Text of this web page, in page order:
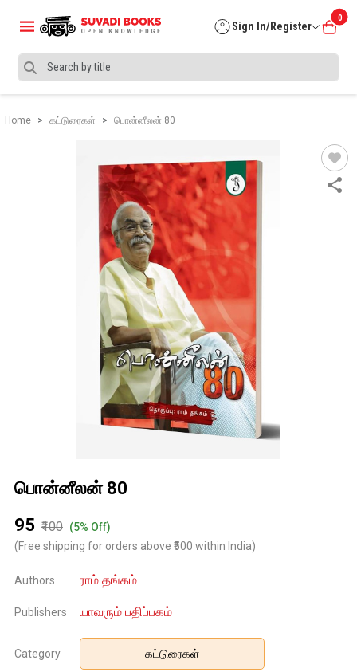
Sign In/Register
0
Home கட்டுரைகள் பொன்னீலன் 80
பொன்னீலன் 80
₹95 ₹100 (5% Off)
(Free shipping for orders above ₹500 within India)
Authors ராம் தங்கம்
Publishers யாவரும் பதிப்பகம்
Category கட்டுரைகள்